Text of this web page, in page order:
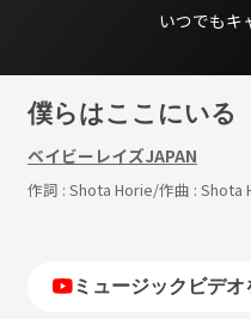
いつでもキ
僕らはここにいる
ベイビーレイズJAPAN
作詞 : Shota Horie/作曲 : Shota
ミュージックビデオ